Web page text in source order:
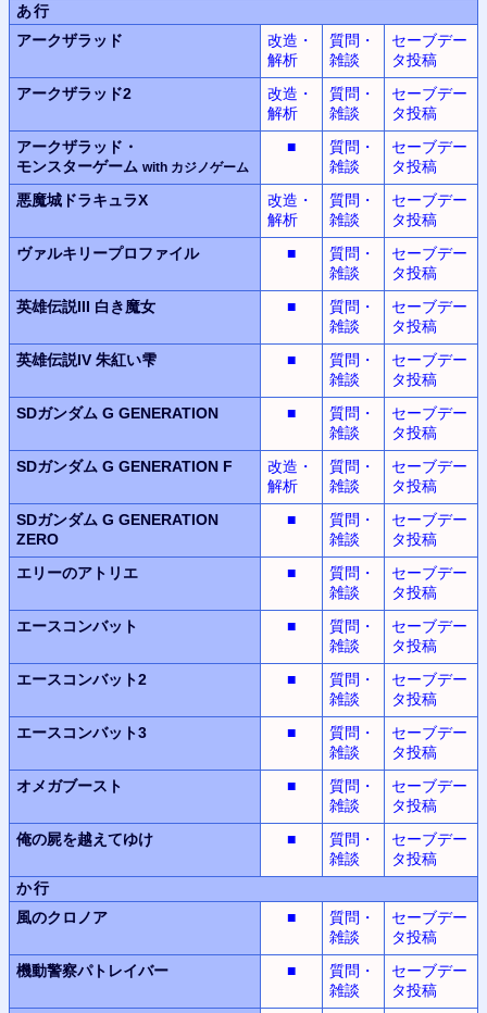
あ行
アークザラッド
改造・
解析
質問・
雑談
セーブデー
タ投稿
アークザラッド2
改造・
解析
質問・
雑談
セーブデー
タ投稿
アークザラッド・
モンスターゲーム with カジノゲーム
■
質問・
雑談
セーブデー
タ投稿
悪魔城ドラキュラX
改造・
解析
質問・
雑談
セーブデー
タ投稿
ヴァルキリープロファイル
■
質問・
雑談
セーブデー
タ投稿
英雄伝説III 白き魔女 ■
質問・
雑談
セーブデー
タ投稿
英雄伝説IV 朱紅い雫 ■
質問・
雑談
セーブデー
タ投稿
SDガンダム G GENERATION
■
質問・
雑談
セーブデー
タ投稿
SDガンダム G GENERATION F
改造・
解析
質問・
雑談
セーブデー
タ投稿
SDガンダム G GENERATION
ZERO
■
質問・
雑談
セーブデー
タ投稿
エリーのアトリエ
■
質問・
雑談
セーブデー
タ投稿
エースコンバット
■
質問・
雑談
セーブデー
タ投稿
エースコンバット2
■
質問・
雑談
セーブデー
タ投稿
エースコンバット3
■
質問・
雑談
セーブデー
タ投稿
オメガブースト
■
質問・
雑談
セーブデー
タ投稿
俺の屍を越えてゆけ
■
質問・
雑談
セーブデー
タ投稿
か行
風のクロノア
■
質問・
雑談
セーブデー
タ投稿
機動警察パトレイバー
■
質問・
雑談
セーブデー
タ投稿